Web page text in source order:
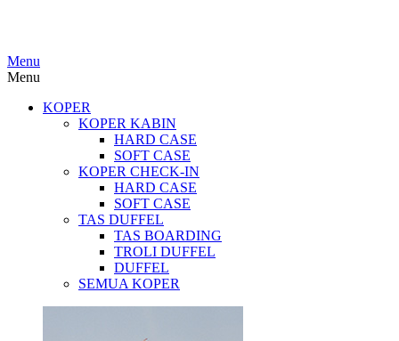
Menu
Menu
KOPER
KOPER KABIN
HARD CASE
SOFT CASE
KOPER CHECK-IN
HARD CASE
SOFT CASE
TAS DUFFEL
TAS BOARDING
TROLI DUFFEL
DUFFEL
SEMUA KOPER